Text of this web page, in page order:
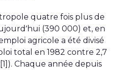
quatre fois plus de
(390 000) et, en
agricole a été divisé
total en 1982 contre 2,7
Chaque année depuis